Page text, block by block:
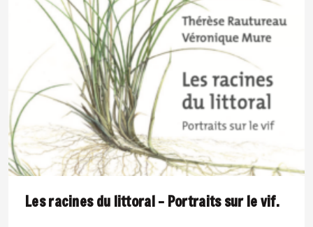
Les racines du littoral – Portraits sur le vif.